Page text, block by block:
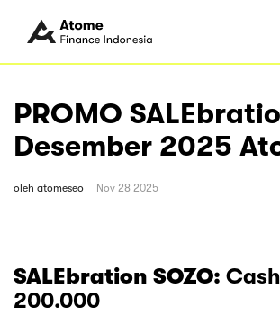
PROMO
Desember 2025
oleh atomeseo Nov 28 2025
SALEbration SOZO:
200.000